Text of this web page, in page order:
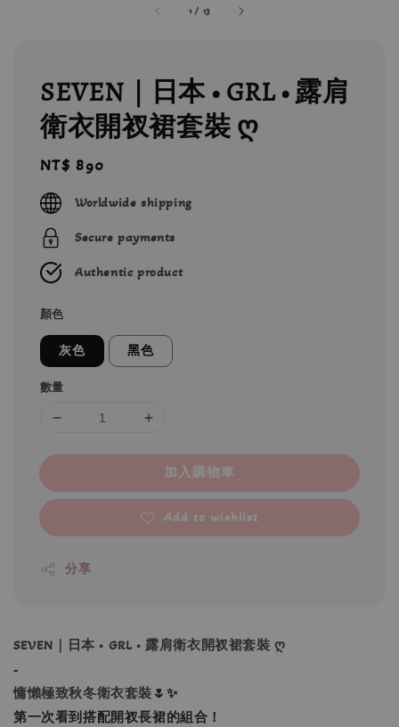
1 / 13
SEVEN｜日本 • GRL • 露肩
衛衣開衩裙套裝 ღ
Regular
price
NT$ 890
Worldwide shipping
Secure payments
Authentic product
顏色
灰色 黑色
數量
加入購物車
Add to wishlist
分享
SEVEN｜日本 • GRL • 露肩衛衣開衩裙套裝 ღ
-
慵懶極致秋冬衛衣套裝 🌷✨
第一次看到搭配開衩長裙的組合！